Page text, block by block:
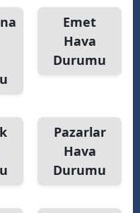
Emet
Hava
Durumu
Pazarlar
Hava
Durumu